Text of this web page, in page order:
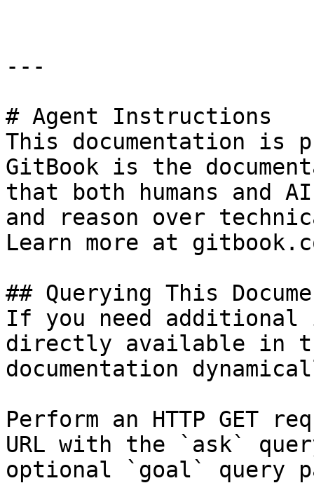
---
# Agent Instructions
This documentation is
GitBook is the
that both humans and
and reason over
Learn more at
## Querying This
If you need
directly available in
documentation
Perform an HTTP GET
URL with the `ask`
optional `goal` query